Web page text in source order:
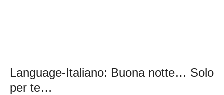
Language-Italiano: Buona notte… Solo
per te…